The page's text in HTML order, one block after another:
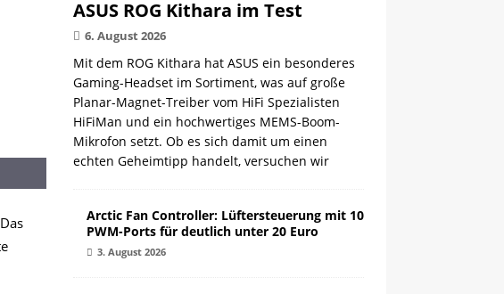
ASUS ROG Kithara im Test
6. August 2026
Mit dem ROG Kithara hat ASUS ein besonderes
Gaming-Headset im Sortiment, was auf große
Planar-Magnet-Treiber vom HiFi Spezialisten
HiFiMan und ein hochwertiges MEMS-Boom-
Mikrofon setzt. Ob es sich damit um einen
echten Geheimtipp handelt, versuchen wir
Arctic Fan Controller: Lüftersteuerung mit 10
PWM-Ports für deutlich unter 20 Euro
3. August 2026